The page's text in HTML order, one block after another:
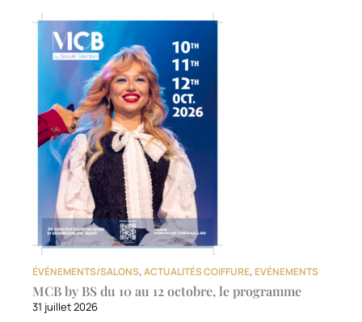
ÉVÉNEMENTS/SALONS,ACTUALITÉS COIFFURE, EVÉNEMENTS
MCB by BS du 10 au 12 octobre, le programme
31 juillet 2026